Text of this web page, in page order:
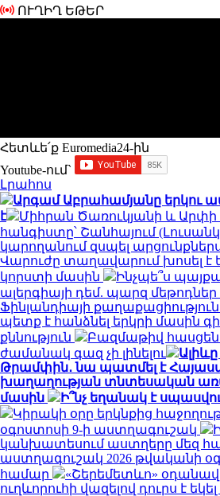
ՈՒՂԻՂ ԵԹԵՐ
Հետևե՛ք Euromedia24-ին
Youtube-ում`
Լրահոս
Արգամ Աբրահամյանը երկու
է
Միհրան Ծառուկյանի և Արփի
հանգիստը՝ Շանհայում
կարողանում զսպել
Վարուժը տաղավարում խոսել է
կորստի մասին
Ինչպե՞ս
ալերգիայի դեմ. պարզ մեթոդներ
Ֆինլանդիայի
պետք է հանձնել երկրի մասին
քննություն
Բազմաթիվ
ժամանակ գազ չի լինելու
Թրամփին․ նա պատմել է
խաղաղության տնտեսական
մասին
Ի՞նչ եղանակ է
Կիրակի օրը երկնքից
օգոստոսի 9-ի աստղագուշակ
կանխատեսում աստղերը մեզ
աստղագուշակ 2026 թվականի
համար
«Շերեմետևո»
ուղևորուհի վազելով դուրս է